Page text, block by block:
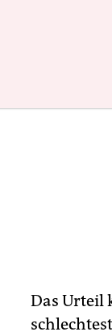
Das Urteil